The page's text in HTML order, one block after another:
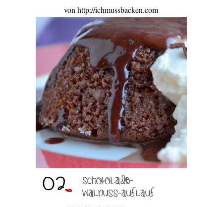
von http://ichmussbacken.com